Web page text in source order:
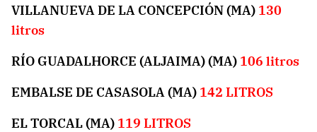
VILLANUEVA DE LA CONCEPCIÓN (MA) 130
litros
RÍO GUADALHORCE (ALJAIMA) (MA) 106 litros
EMBALSE DE CASASOLA (MA) 142 LITROS
EL TORCAL (MA) 119 LITROS